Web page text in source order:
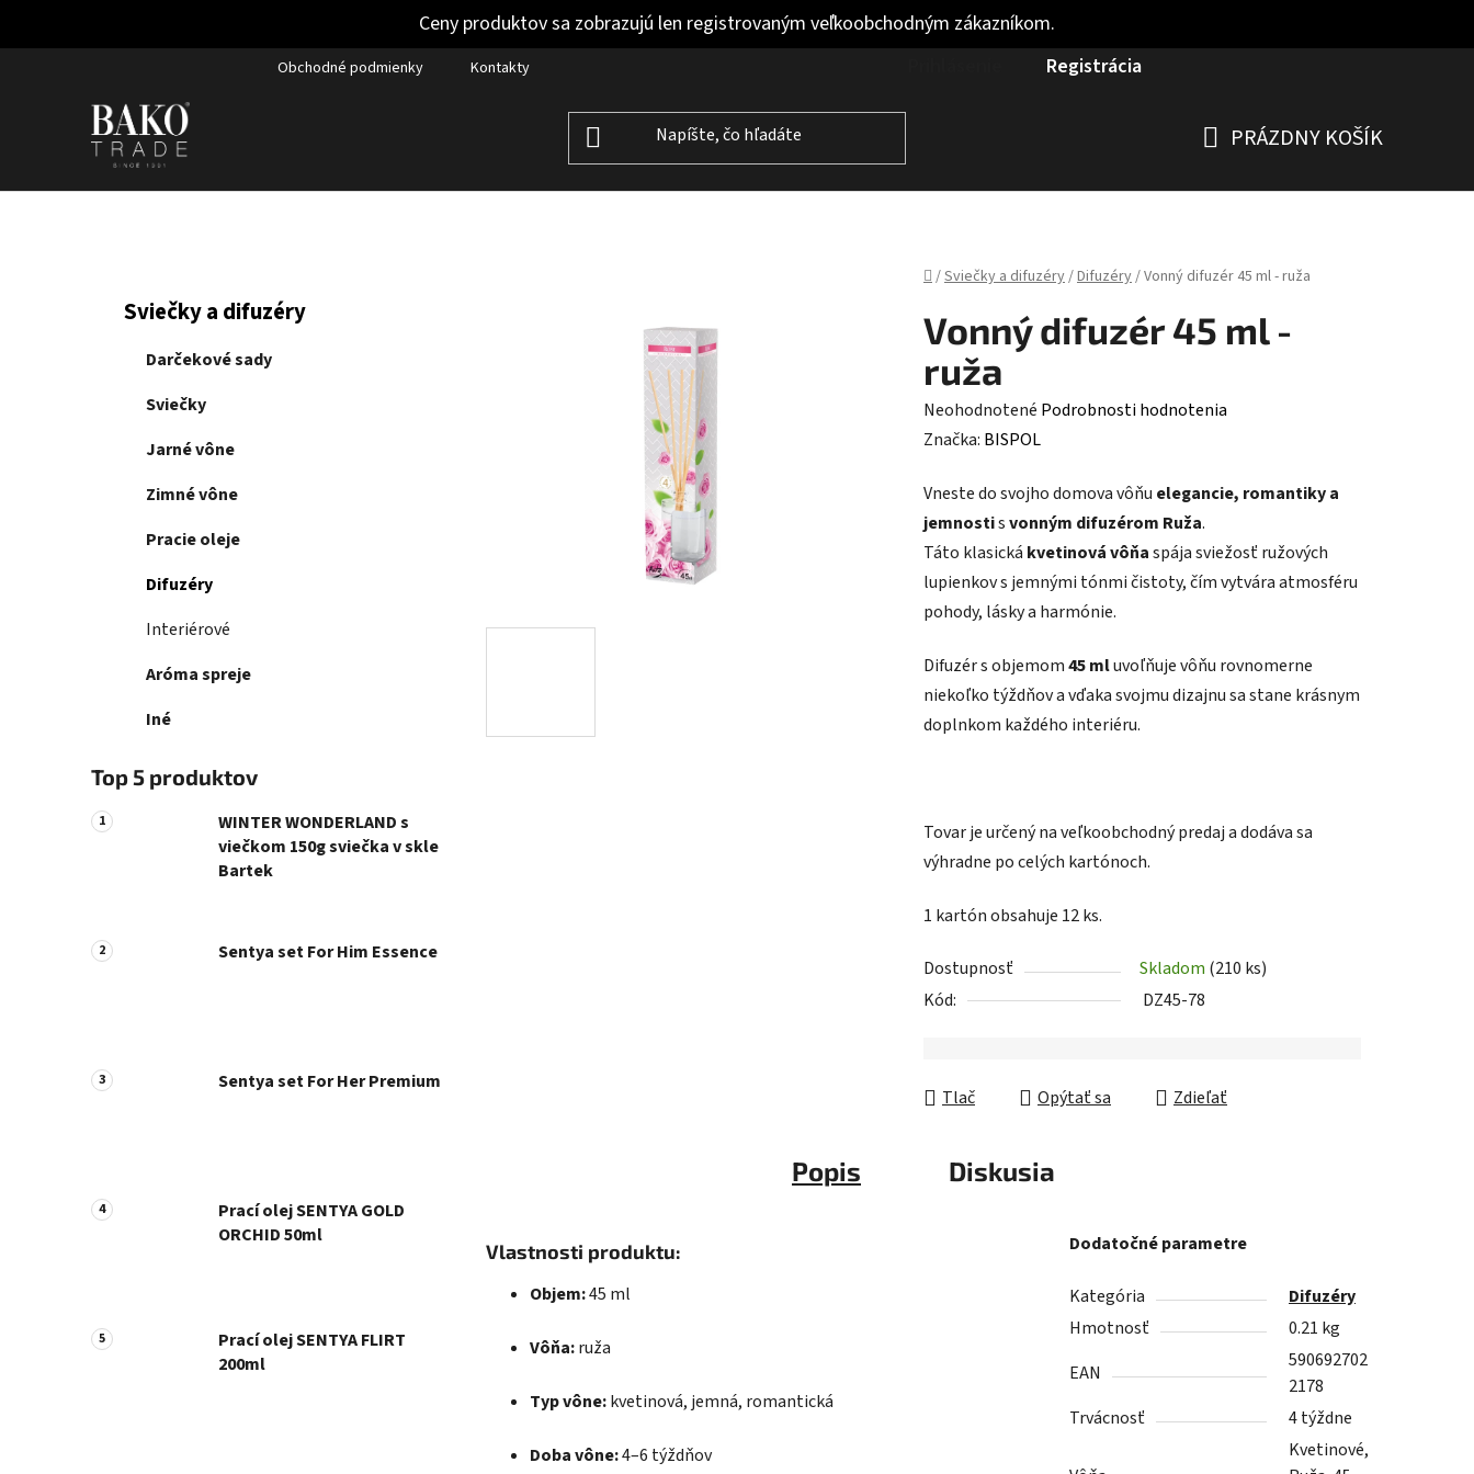
Ceny produktov sa zobrazujú len registrovaným veľkoobchodným zákazníkom.
Obchodné podmienky Kontakty Registrácia
PRÁZDNY KOŠÍK
Domov
/Sviečky a difuzéry/Difuzéry/Vonný difuzér 45 ml - ruža
Preskočiť
kategórie
Sviečky a difuzéry
Darčekové sady
Sviečky
Jarné vône
Zimné vône
Pracie oleje
Difuzéry
Interiérové
Aróma spreje
Iné
Top 5 produktov
WINTER WONDERLAND s
viečkom 150g sviečka v skle
Bartek
Sentya set For Him Essence
Sentya set For Her Premium
Prací olej SENTYA GOLD
ORCHID 50ml
Prací olej SENTYA FLIRT
200ml
Vonný difuzér 45 ml -
ruža
Priemerné
hodnotenie
je
0,0
z
5
hviezdičiek.
Neohodnotené Podrobnosti hodnotenia
Značka: BISPOL
Vneste do svojho domova vôňu elegancie, romantiky a
jemnostisvonným difuzérom Ruža.
Táto klasická kvetinová vôňaspája sviežosť ružových
lupienkov s jemnými tónmi čistoty, čím vytvára atmosféru
pohody, lásky a harmónie.
Difuzér s objemom45 mluvoľňuje vôňu rovnomerne
niekoľko týždňov a vďaka svojmu dizajnu sa stane krásnym
doplnkom každého interiéru.
Tovar je určený na veľkoobchodný predaj a dodáva sa
výhradne po celých kartónoch.
1 kartón obsahuje 12 ks.
Dostupnosť Skladom (210 ks)
Kód:
DZ45-78
Tlač Opýtať sa Zdieľať
Popis Diskusia
Vlastnosti produktu:
Objem:45 ml
Vôňa:ruža
Typ vône:kvetinová, jemná, romantická
Doba vône:4–6 týždňov
Dodatočné parametre
Kategória
Difuzéry
Hmotnosť
0.21 kg
EAN
590692702
2178
Trvácnosť
4 týždne
Kvetinové,